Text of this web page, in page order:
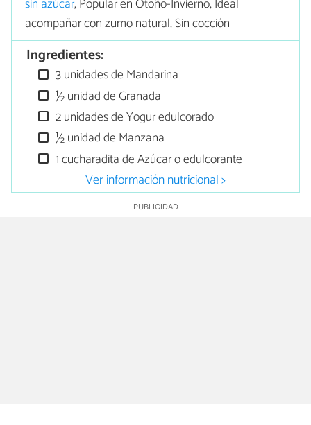
sin azúcar, Popular en Otoño-Invierno, Ideal
acompañar con zumo natural, Sin cocción
Ingredientes:
3 unidades de Mandarina
½ unidad de Granada
2 unidades de Yogur edulcorado
½ unidad de Manzana
1 cucharadita de Azúcar o edulcorante
Ver información nutricional >